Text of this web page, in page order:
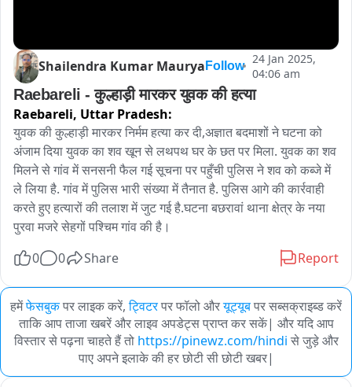
Shailendra Kumar Maurya Follow 24 Jan 2025,
04:06 am
Raebareli - कुल्हाड़ी मारकर युवक की हत्या
Raebareli, Uttar Pradesh:
युवक की कुल्हाड़ी मारकर निर्मम हत्या कर दी,अज्ञात बदमाशों ने घटना को
अंजाम दिया युवक का शव खून से लथपथ घर के छत पर मिला. युवक का शव
मिलने से गांव में सनसनी फैल गई सूचना पर पहुँची पुलिस ने शव को कब्जे में
ले लिया है. गांव में पुलिस भारी संख्या में तैनात है. पुलिस आगे की कार्रवाही
करते हुए हत्यारों की तलाश में जुट गई है.घटना बछरावां थाना क्षेत्र के नया
पुरवा मजरे सेहगों पश्चिम गांव की है।
0
0 Share Report
हमेंफेसबुकपर लाइक करें, ट्विटरपर फॉलो औरयूट्यूबपर सब्सक्राइब्ड करें
ताकि आप ताजा खबरें और लाइव अपडेट्स प्राप्त कर सकें| और यदि आप
विस्तार से पढ़ना चाहते हैं तो https://pinewz.com/hindi से जुड़े और
पाए अपने इलाके की हर छोटी सी छोटी खबर|